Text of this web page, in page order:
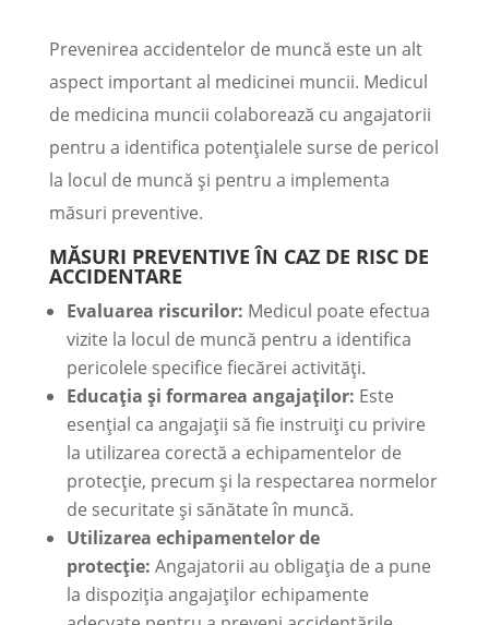
Prevenirea accidentelor de muncă este un alt
aspect important al medicinei muncii. Medicul
de medicina muncii colaborează cu angajatorii
pentru a identifica potențialele surse de pericol
la locul de muncă și pentru a implementa
măsuri preventive.
MĂSURI PREVENTIVE ÎN CAZ DE RISC DE
ACCIDENTARE
Evaluarea riscurilor: Medicul poate efectua
vizite la locul de muncă pentru a identifica
pericolele specifice fiecărei activități.
Educația și formarea angajaților: Este
esențial ca angajații să fie instruiți cu privire
la utilizarea corectă a echipamentelor de
protecție, precum și la respectarea normelor
de securitate și sănătate în muncă.
Utilizarea echipamentelor de
protecție: Angajatorii au obligația de a pune
la dispoziția angajaților echipamente